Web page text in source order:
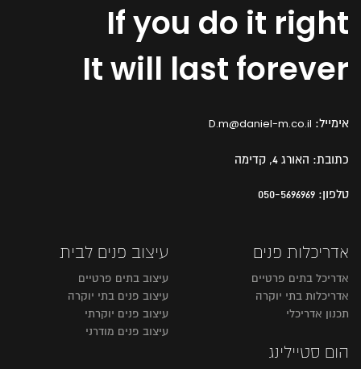
If you do it right
It will last forever
אימייל: D.m@daniel-m.co.il
כתובת: האורג 4, קדימה
טלפון: 050-5696969
אדריכלות פנים
אדריכל בתים פרטיים
אדריכלות בתי יוקרה
תכנון אדריכלי
עיצוב פנים לבית
עיצוב בתים פרטיים
עיצוב פנים בתי יוקרה
עיצוב פנים יוקרתי
עיצוב פנים מודרני
הום סטיילינג